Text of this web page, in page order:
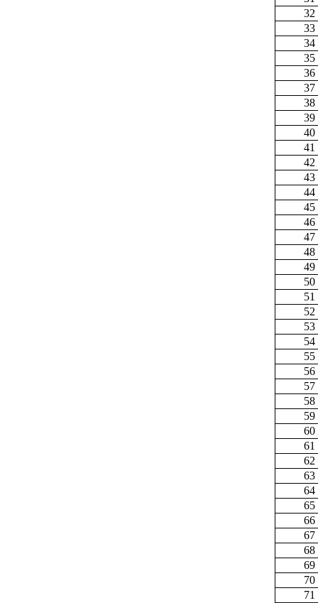
32
33
34
35
36
37
38
39
40
41
42
43
44
45
46
47
48
49
50
51
52
53
54
55
56
57
58
59
60
61
62
63
64
65
66
67
68
69
70
71